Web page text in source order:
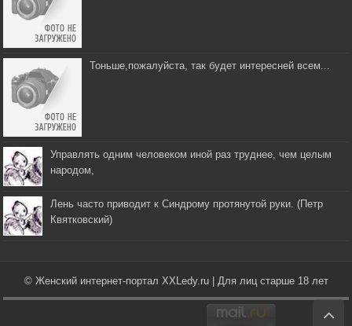
Тоньше,пожалуйста, так будет интересней всем...
Управлять одним человеком иной раз труднее, чем целым
народом,
Лень часто приводит к Синдрому протянутой руки. (Петр
Квятковский)
© Женский интернет-портал XXLedy.ru | Для лиц старше 18 лет